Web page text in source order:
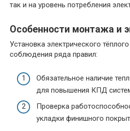
так и на уровень потребления
Особенности монтажа и
Установка электрического
соблюдения ряда правил:
Обязательное наличие
для повышения КПД
Проверка
укладки финишного